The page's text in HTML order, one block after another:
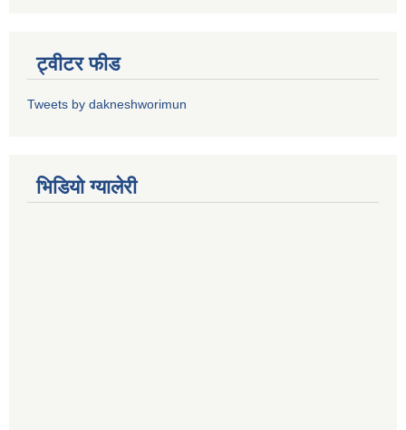
ट्वीटर फीड
Tweets by dakneshworimun
भिडियाे ग्यालेरी